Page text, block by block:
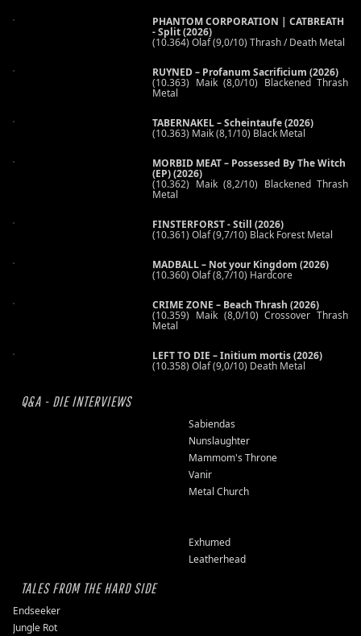
PHANTOM CORPORATION | CATBREATH
- Split (2026)
(10.364) Olaf (9,0/10) Thrash / Death Metal
RUYNED – Profanum Sacrificium (2026)
(10.363) Maik (8,0/10) Blackened Thrash
Metal
TABERNAKEL – Scheintaufe (2026)
(10.363) Maik (8,1/10) Black Metal
MORBID MEAT – Possessed By The Witch
(EP) (2026)
(10.362) Maik (8,2/10) Blackened Thrash
Metal
FINSTERFORST - Still (2026)
(10.361) Olaf (9,7/10) Black Forest Metal
MADBALL – Not your Kingdom (2026)
(10.360) Olaf (8,7/10) Hardcore
CRIME ZONE – Beach Thrash (2026)
(10.359) Maik (8,0/10) Crossover Thrash
Metal
LEFT TO DIE – Initium mortis (2026)
(10.358) Olaf (9,0/10) Death Metal
Q&A - DIE INTERVIEWS
Sabiendas
Nunslaughter
Mammom's Throne
Vanir
Metal Church
Exhumed
Leatherhead
TALES FROM THE HARD SIDE
Endseeker
Jungle Rot